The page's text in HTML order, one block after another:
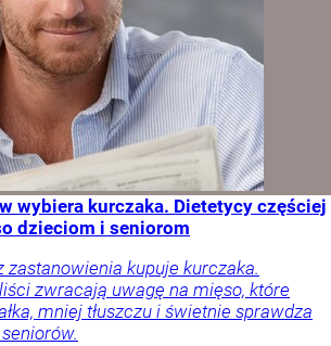
wybiera kurczaka. Dietetycy częściej
dzieciom i seniorom
zastanowienia kupuje kurczaka.
zwracają uwagę na mięso, które
mniej tłuszczu i świetnie sprawdza